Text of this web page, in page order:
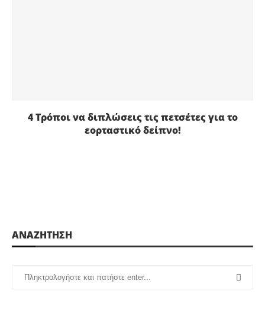
4 Τρόποι να διπλώσεις τις πετσέτες για το
εορταστικό δείπνο!
ΑΝΑΖΗΤΗΣΗ